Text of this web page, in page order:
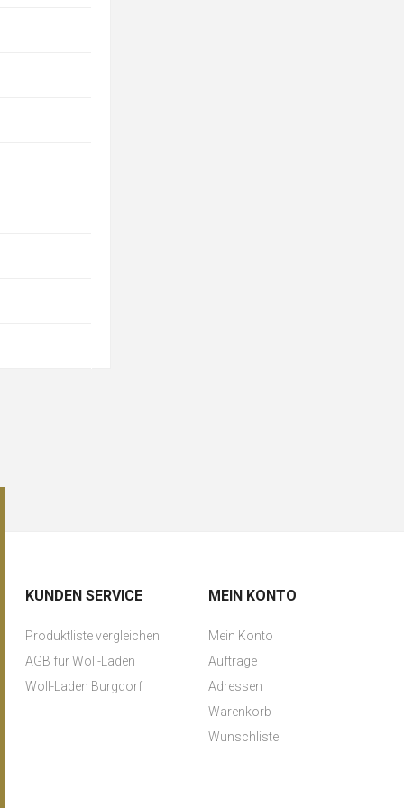
KUNDEN SERVICE
Produktliste vergleichen
AGB für Woll-Laden
Woll-Laden Burgdorf
MEIN KONTO
Mein Konto
Aufträge
Adressen
Warenkorb
Wunschliste